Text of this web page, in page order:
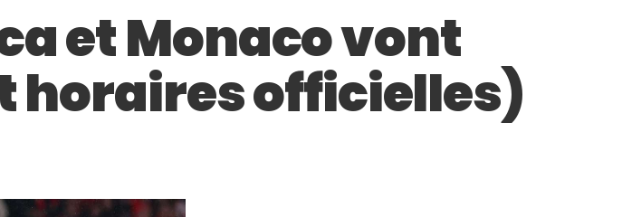
et Monaco vont
horaires officielles)